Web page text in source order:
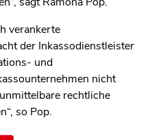
verankerte
der Inkassodienstleister
und
nicht
rechtliche
so Pop.